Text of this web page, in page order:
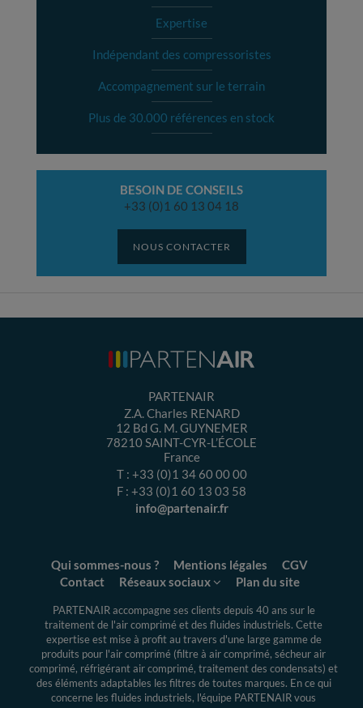
Expertise
Indépendant des compressoristes
Accompagnement sur le terrain
Plus de 30.000 références en stock
BESOIN DE CONSEILS
+33 (0)1 60 13 04 18
NOUS CONTACTER
PARTENAIR
Z.A. Charles RENARD
12 Bd G. M. GUYNEMER
78210SAINT-CYR-L’ÉCOLE
France
T : +33 (0)1 34 60 00 00
F : +33 (0)1 60 13 03 58
info@partenair.fr
Qui sommes-nous ? Mentions légales
CGV
Contact
Réseaux sociaux Plan du site
PARTENAIR accompagne ses clients depuis 40 ans sur le
traitement de l'air comprimé et des fluides industriels. Cette
expertiseest mise à profit au travers d'une large gamme de
produits pour l'air comprimé (filtre à air comprimé, sécheur air
comprimé, réfrigérant air comprimé, traitement des condensats) et
des éléments adaptables les filtres de toutes marques. En ce qui
concerne les fluides industriels, l'équipe PARTENAIR vous